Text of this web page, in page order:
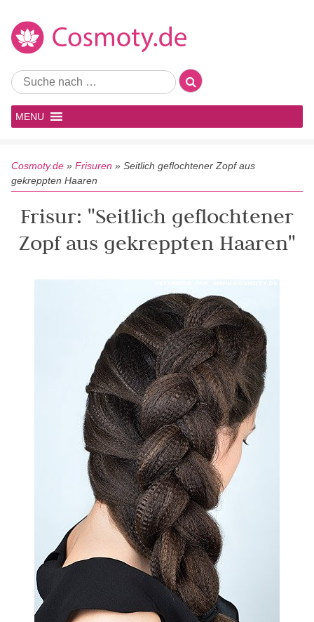
MENU
Cosmoty.de » Frisuren » Seitlich geflochtener Zopf aus
gekreppten Haaren
Frisur: "Seitlich geflochtener
Zopf aus gekreppten Haaren"